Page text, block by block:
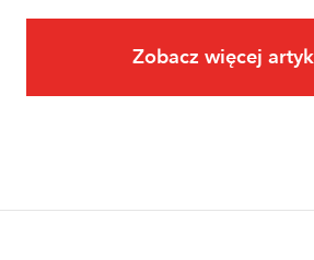
Zobacz więcej